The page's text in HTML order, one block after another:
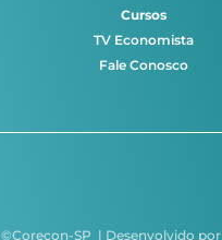
Cursos
TV Economista
Fale Conosco
©Corecon-SP | Desenvolvido por